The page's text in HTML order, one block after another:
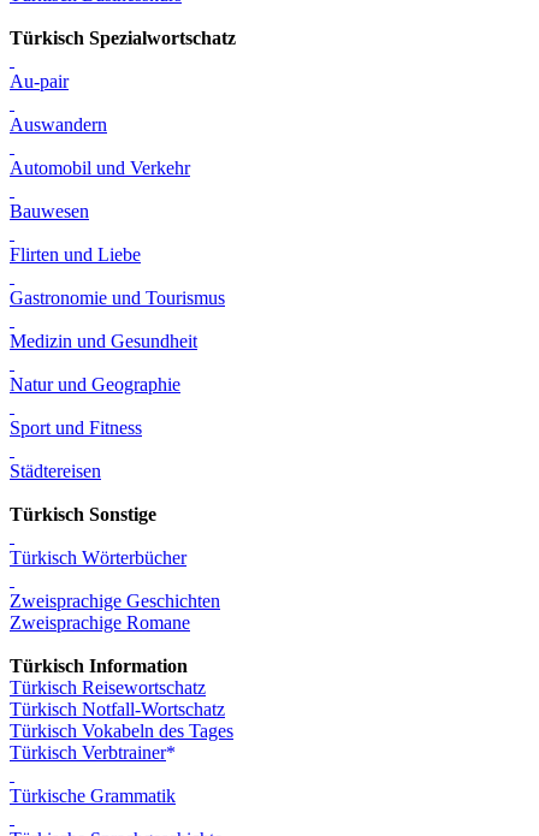
Türkisch Spezialwortschatz
Au-pair
Auswandern
Automobil und Verkehr
Bauwesen
Flirten und Liebe
Gastronomie und Tourismus
Medizin und Gesundheit
Natur und Geographie
Sport und Fitness
Städtereisen
Türkisch Sonstige
Türkisch Wörterbücher
Zweisprachige Geschichten
Zweisprachige Romane
Türkisch Information
Türkisch Reisewortschatz
Türkisch Notfall-Wortschatz
Türkisch Vokabeln des Tages
Türkisch Verbtrainer
Türkische Grammatik